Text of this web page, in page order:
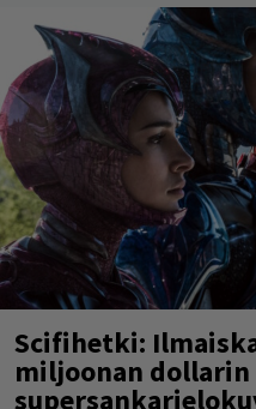
Scifihetki:
miljoonan dollarin